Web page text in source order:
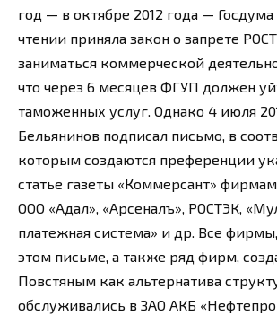
год — в октябре 2012 года —
чтении приняла закон о запрете
заниматься коммерческой
что через 6 месяцев ФГУП должен
таможенных услуг. Однако 4 июля
Бельянинов подписал письмо, в
которым создаются преференции
статье газеты «Коммерсант»
ООО «Адал», «Арсеналъ», РОСТЭК,
платежная система» и др. Все
этом письме, а также ряд фирм,
Повстяным как альтернатива
обслуживались в ЗАО АКБ